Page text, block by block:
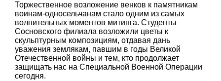
Торжественное возложение венков к памятникам
воинам-односельчанам стало одним из самых
волнительных моментов митинга. Студенты
Сосновского филиала возложили цветы к
скульптурным композициям, отдавая дань
уважения землякам, павшим в годы Великой
Отечественной войны и тем, кто продолжает
защищать нас на Специальной Военной Операции
сегодня.